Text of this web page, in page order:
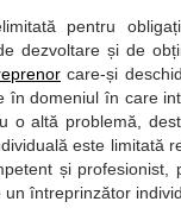
pentru
dezvoltare și de
care-și
domeniul în care
o altă problemă,
este limitată
și
întreprinzător